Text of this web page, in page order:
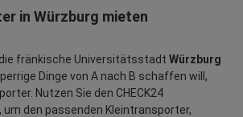
in Würzburg mieten
fränkische Universitätsstadt Würzburg
Dinge von A nach B schaffen will,
Nutzen Sie den CHECK24
um den passenden Kleintransporter,